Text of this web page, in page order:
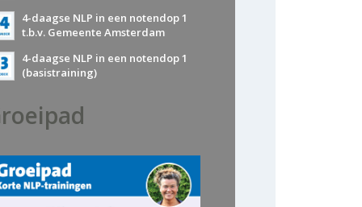
4-daagse NLP in een notendop 1
t.b.v. Gemeente Amsterdam
4-daagse NLP in een notendop 1
(basistraining)